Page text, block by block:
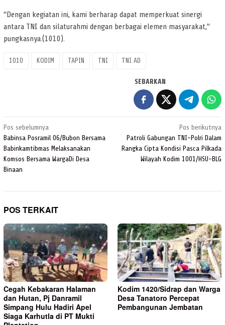
“Dengan kegiatan ini, kami berharap dapat memperkuat sinergi
antara TNI dan silaturahmi dengan berbagai elemen masyarakat,”
pungkasnya.(1010).
1010 KODIM TAPIN TNI TNI AD
SEBARKAN
Navigasi
pos
Pos sebelumnya
Babinsa Posramil 06/Bubon Bersama
Babinkamtibmas Melaksanakan
Komsos Bersama WargaDi Desa
Binaan
Pos berikutnya
Patroli Gabungan TNI-Polri Dalam
Rangka Cipta Kondisi Pasca Pilkada
Wilayah Kodim 1001/HSU-BLG
POS TERKAIT
Cegah Kebakaran Halaman
dan Hutan, Pj Danramil
Simpang Hulu Hadiri Apel
Siaga Karhutla di PT Mukti
Kodim 1420/Sidrap dan Warga
Desa Tanatoro Percepat
Pembangunan Jembatan